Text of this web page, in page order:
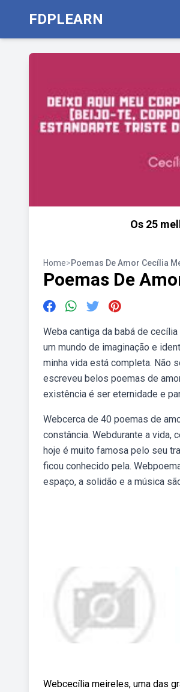
FDPLEARN
Os 25
Home>Poemas De Amor Cecília
Poemas De
Weba cantiga da babá de
um mundo de imaginação e
minha vida está completa. Não
escreveu belos poemas de
existência é ser eternidade e
Webcerca de 40 poemas de
constância. Webdurante a vida,
hoje é muito famosa pelo seu
ficou conhecido pela.
espaço, a solidão e a música
Webcecília meireles, uma das